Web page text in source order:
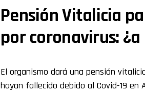
Pensión Vitalicia
por coronavirus:
El organismo dará una pensión
hayan fallecido debido al Covid-19